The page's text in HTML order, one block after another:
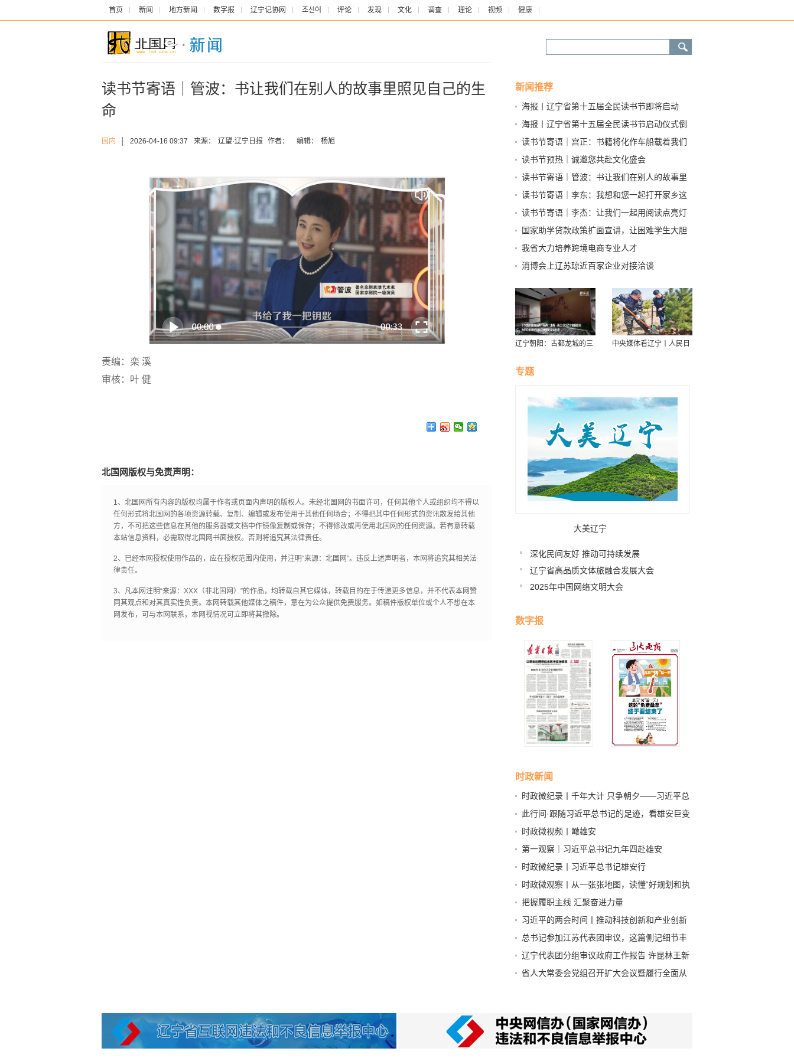
首页 新闻 地方新闻 数字报 辽宁记协网 조선어 评论 发现 文化 调查 理论 视频 健康
读书节寄语｜管波：书让我们在别人的故事里照见自己的生
命
国内 2026-04-16 09:37 来源： 辽望·辽宁日报 作者： 编辑： 杨旭
责编：栾 溪
审核：叶 健
北国网版权与免责声明：
1、北国网所有内容的版权均属于作者或页面内声明的版权人。未经北国网的书面许可，任何其他个人或组织均不得以
任何形式将北国网的各项资源转载、复制、编辑或发布使用于其他任何场合；不得把其中任何形式的资讯散发给其他
方，不可把这些信息在其他的服务器或文档中作镜像复制或保存；不得修改或再使用北国网的任何资源。若有意转载
本站信息资料，必需取得北国网书面授权。否则将追究其法律责任。
2、已经本网授权使用作品的，应在授权范围内使用，并注明“来源：北国网”。违反上述声明者，本网将追究其相关法
律责任。
3、凡本网注明“来源：XXX（非北国网）”的作品，均转载自其它媒体，转载目的在于传递更多信息，并不代表本网赞
同其观点和对其真实性负责。本网转载其他媒体之稿件，意在为公众提供免费服务。如稿件版权单位或个人不想在本
网发布，可与本网联系，本网视情况可立即将其撤除。
新闻推荐
海报丨辽宁省第十五届全民读书节即将启动
海报丨辽宁省第十五届全民读书节启动仪式倒
计时2天
读书节寄语｜宫正：书籍将化作车船载着我们
去感知和探索
读书节预热｜诚邀您共赴文化盛会
读书节寄语｜管波：书让我们在别人的故事里
照见自己的生命
读书节寄语｜李东：我想和您一起打开家乡这
本书，读懂它的精彩内涵
读书节寄语｜李杰：让我们一起用阅读点亮灯
火
国家助学贷款政策扩面宣讲，让困难学生大胆
规划未来
我省大力培养跨境电商专业人才
消博会上辽苏琼近百家企业对接洽谈
辽宁朝阳：古都龙城的三
中央媒体看辽宁丨人民日
专题
大美辽宁
深化民间友好 推动可持续发展
辽宁省高品质文体旅融合发展大会
2025年中国网络文明大会
数字报
时政新闻
时政微纪录丨千年大计 只争朝夕——习近平总
书记赴河北雄安新区考察纪实
此行间·跟随习近平总书记的足迹，看雄安巨变
时政微视频丨瞰雄安
第一观察｜习近平总书记九年四赴雄安
时政微纪录丨习近平总书记雄安行
时政微观察丨从一张张地图，读懂“好规划和执
行力”
把握履职主线 汇聚奋进力量
习近平的两会时间丨推动科技创新和产业创新
深度融合
总书记参加江苏代表团审议，这篇侧记细节丰
富
辽宁代表团分组审议政府工作报告 许昆林王新
伟杨晓超郝鹏侯建国参加
省人大常委会党组召开扩大会议暨履行全面从